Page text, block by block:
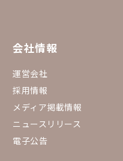
会社情報
運営会社
採用情報
メディア掲載情報
ニュースリリース
電子公告